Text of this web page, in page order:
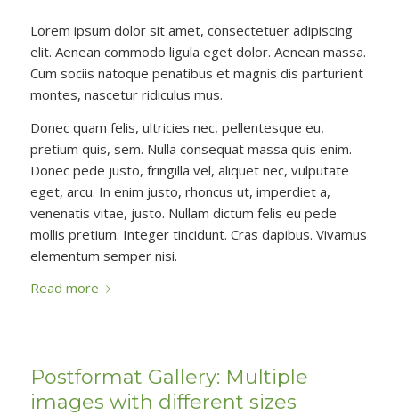
Lorem ipsum dolor sit amet, consectetuer adipiscing
elit. Aenean commodo ligula eget dolor. Aenean massa.
Cum sociis natoque penatibus et magnis dis parturient
montes, nascetur ridiculus mus.
Donec quam felis, ultricies nec, pellentesque eu,
pretium quis, sem. Nulla consequat massa quis enim.
Donec pede justo, fringilla vel, aliquet nec, vulputate
eget, arcu. In enim justo, rhoncus ut, imperdiet a,
venenatis vitae, justo. Nullam dictum felis eu pede
mollis pretium. Integer tincidunt. Cras dapibus. Vivamus
elementum semper nisi.
Read more
Postformat Gallery: Multiple
images with different sizes